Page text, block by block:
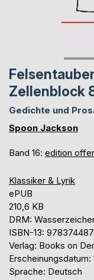
Zellenblock
Gedichte und
Spoon Jackson
Band 16: edition
Klassiker & Lyrik
ePUB
210,6 KB
DRM:
ISBN-13:
Verlag: Books on
Erscheinungsdatum:
Sprache: Deutsch